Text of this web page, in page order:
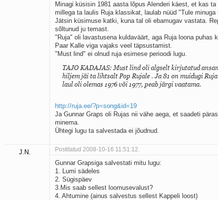
Minagi küsisin 1981 aasta lõpus Alenderi käest, et kas
millega ta laulis Ruja klassikat, laulab nüüd "Tule minuga
Jätsin küsimuse katki, kuna tal oli ebamugav vastata.
sõltunud ju temast.
"Ruja" oli lavastusena kuldaväärt, aga Ruja loona puhas
Paar Kalle viga vajaks veel täpsustamist.
"Must lind" ei olnud ruja esimese perioodi lugu.
TAJO KADAJAS: Must lind oli algselt kirjutatud
hiljem jäi ta lihtsalt Pop Rujale . Ja 81 on muidugi
laul oli olemas 1976 või 1977, peab järgi vaatama.
http://ruja.ee/?p=song&id=19
Ja Gunnar Graps oli Rujas nii vähe aega, et saadeti
minema.
Ühtegi lugu ta salvestada ei jõudnud.
J.N. Postitatud 2008-10-16 11:51:12.
Gunnar Grapsiga salvestati mitu lugu:
1. Lumi sädeles
2. Sügispäev
3.Mis saab sellest loomusevalust?
4. Ahtumine (ainus salvestus sellest Kappeli loost)